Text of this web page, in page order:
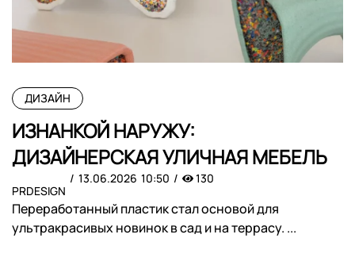
ДИЗАЙН
ИЗНАНКОЙ НАРУЖУ:
ДИЗАЙНЕРСКАЯ УЛИЧНАЯ МЕБЕЛЬ
PRDESIGN
13.06.2026 10:50 130
Переработанный пластик стал основой для
ультракрасивых новинок в сад и на террасу. ...